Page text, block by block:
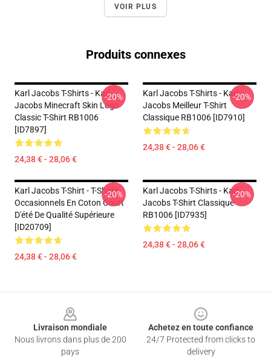
VOIR PLUS
Produits connexes
Karl Jacobs T-Shirts - Karl
Jacobs Minecraft Skin Logo
Classic T-Shirt RB1006
[ID7897]
24,38 € - 28,06 €
-20%
Karl Jacobs T-Shirts - Karl
Jacobs Meilleur T-Shirt
Classique RB1006 [ID7910]
24,38 € - 28,06 €
-20%
Karl Jacobs T-Shirt - T-Shirts
Occasionnels En Coton Court
D'été De Qualité Supérieure
[ID20709]
24,38 € - 28,06 €
-20%
Karl Jacobs T-Shirts - Karl
Jacobs T-Shirt Classique
RB1006 [ID7935]
24,38 € - 28,06 €
-20%
Livraison mondiale
Nous livrons dans plus de 200
pays
Achetez en toute confiance
24/7 Protected from clicks to
delivery